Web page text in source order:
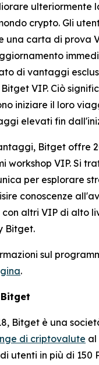
ulteriormente
crypto. Gli
una carta di prova
di vantaggi
VIP. Ciò
iniziare il loro
elevati fin
Bitget offre
workshop VIP. Si
per esplorare
conoscenze
altri VIP di alto
Bitget.
sul
.
Bitget è una
di criptovalute al
utenti in più di 150